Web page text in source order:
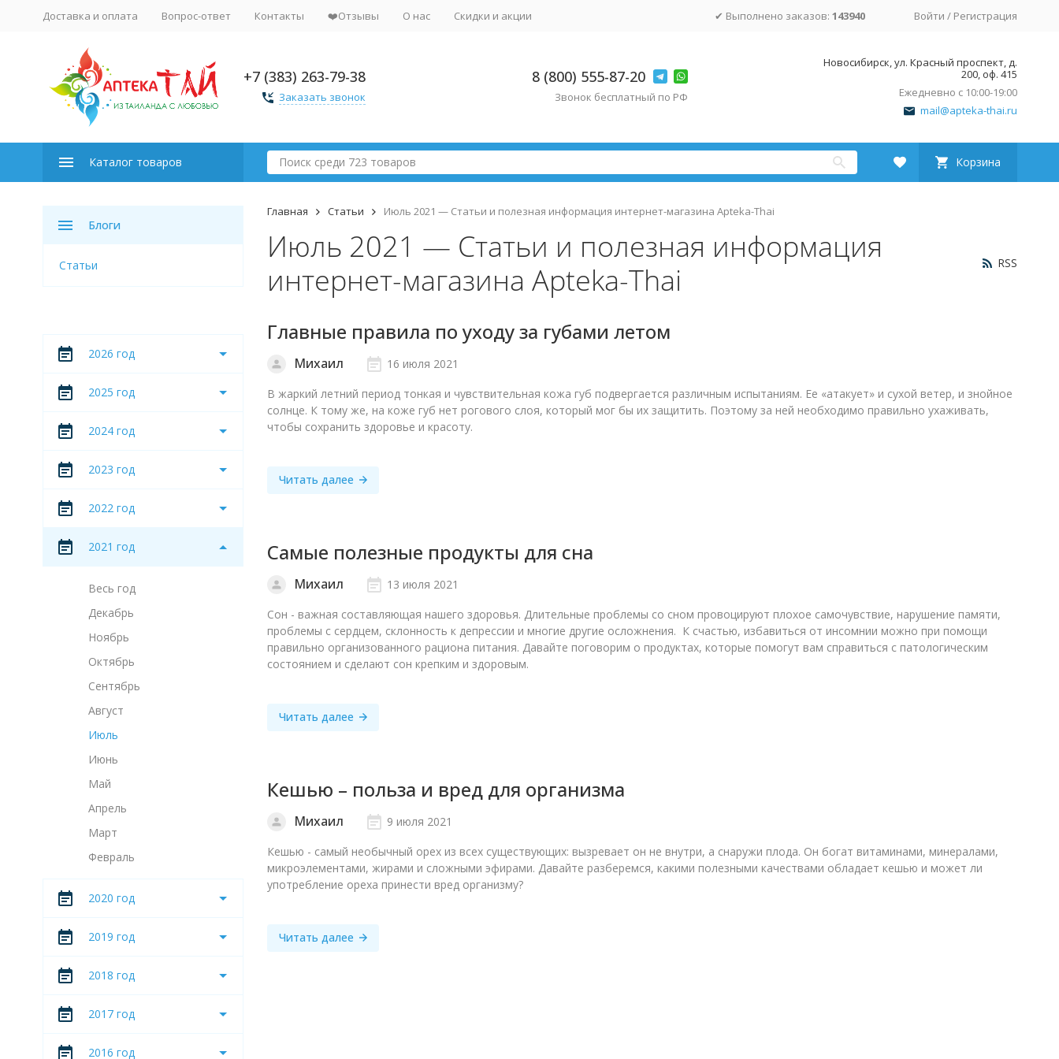
Доставка и оплата Вопрос-ответ Контакты ❤️Отзывы О нас Скидки и акции ✔ Выполнено заказов: 143940 Войти / Регистрация
+7 (383) 263-79-38
Заказать звонок
8 (800) 555-87-20
Звонок бесплатный по РФ
Новосибирск, ул. Красный проспект, д.
200, оф. 415
Ежедневно с 10:00-19:00
mail@apteka-thai.ru
Каталог товаров Корзина
Главная Статьи Июль 2021 — Статьи и полезная информация интернет-магазина Apteka-Thai
Июль 2021 — Статьи и полезная информация
интернет-магазина Apteka-Thai
RSS
Главные правила по уходу за губами летом
Михаил 16 июля 2021
В жаркий летний период тонкая и чувствительная кожа губ подвергается различным испытаниям. Ее «атакует» и сухой ветер, и знойное
солнце. К тому же, на коже губ нет рогового слоя, который мог бы их защитить. Поэтому за ней необходимо правильно ухаживать,
чтобы сохранить здоровье и красоту.
Читать далее
Самые полезные продукты для сна
Михаил 13 июля 2021
Сон - важная составляющая нашего здоровья. Длительные проблемы со сном провоцируют плохое самочувствие, нарушение памяти,
проблемы с сердцем, склонность к депрессии и многие другие осложнения. К счастью, избавиться от инсомнии можно при помощи
правильно организованного рациона питания. Давайте поговорим о продуктах, которые помогут вам справиться с патологическим
состоянием и сделают сон крепким и здоровым.
Читать далее
Кешью – польза и вред для организма
Михаил 9 июля 2021
Кешью - самый необычный орех из всех существующих: вызревает он не внутри, а снаружи плода. Он богат витаминами, минералами,
микроэлементами, жирами и сложными эфирами. Давайте разберемся, какими полезными качествами обладает кешью и может ли
употребление ореха принести вред организму?
Читать далее
Блоги
Статьи
2026 год
2025 год
2024 год
2023 год
2022 год
2021 год
Весь год
Декабрь
Ноябрь
Октябрь
Сентябрь
Август
Июль
Июнь
Май
Апрель
Март
Февраль
2020 год
2019 год
2018 год
2017 год
2016 год